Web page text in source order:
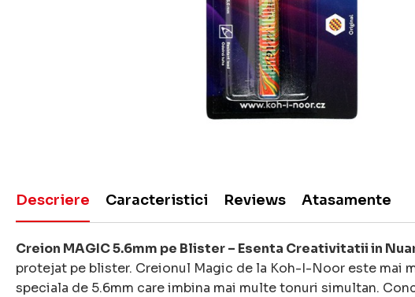
Descriere Caracteristici Reviews Atasamente
Creion MAGIC 5.6mm pe Blister – Esenta Creativitatii in
protejat pe blister. Creionul Magic de la Koh-I-Noor este mai
speciala de 5.6mm care imbina mai multe tonuri simultan.